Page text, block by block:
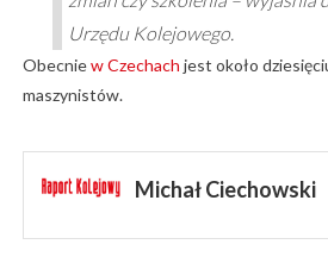
Urzędu Kolejowego.
Obecniew Czechach jest około
maszynistów.
Michał Ciechowski